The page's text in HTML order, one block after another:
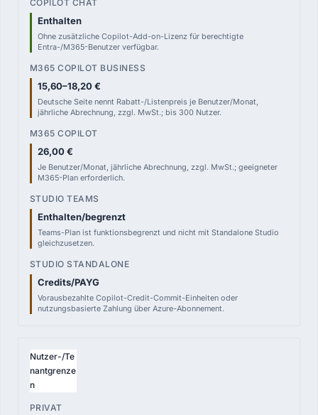
Enthalten
Ohne zusätzliche Copilot-Add-on-Lizenz für berechtigte
Entra-/M365-Benutzer verfügbar.
15,60–18,20 €
Deutsche Seite nennt Rabatt-/Listenpreis je Benutzer/Monat,
jährliche Abrechnung, zzgl. MwSt.; bis 300 Nutzer.
26,00 €
Je Benutzer/Monat, jährliche Abrechnung, zzgl. MwSt.; geeigneter
M365-Plan erforderlich.
Enthalten/begrenzt
Teams-Plan ist funktionsbegrenzt und nicht mit Standalone Studio
gleichzusetzen.
Credits/PAYG
Vorausbezahlte Copilot-Credit-Commit-Einheiten oder
nutzungsbasierte Zahlung über Azure-Abonnement.
Nutzer-/Te
nantgrenze
n